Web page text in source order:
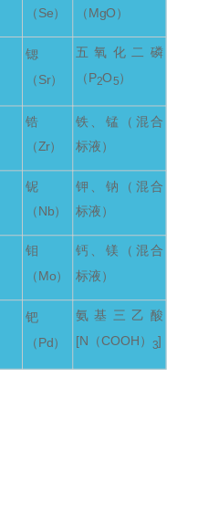
（Se） （MgO）
锶
（Sr）
五氧化二磷
（P2O5）
锆
（Zr）
铁、锰（混合
标液）
铌
（Nb）
钾、钠（混合
标液）
钼
（Mo）
钙、镁（混合
标液）
钯
（Pd）
氨基三乙酸
[N（COOH）
3]